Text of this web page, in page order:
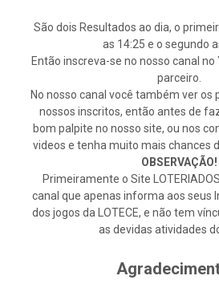
São dois Resultados ao dia, o
as 14:25 e o segundo
Então inscreva-se no nosso canal
parceiro.
No nosso canal você também ver os
nossos inscritos, então antes de
bom palpite no nosso site, ou nos
videos e tenha muito mais chances
OBSERVAÇÃO!
Primeiramente o Site
canal que apenas informa aos seus
dos jogos da LOTECE, e não tem
as devidas atividades